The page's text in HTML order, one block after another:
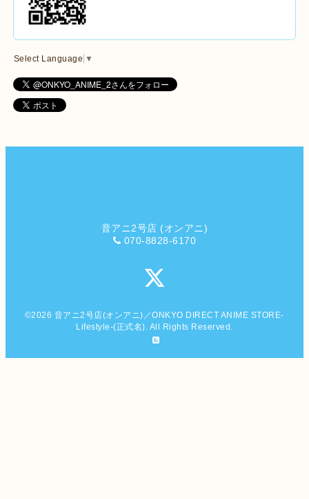
Select Language ▼
音アニ2号店 (オンアニ)
070-8828-6170
©2026 音アニ2号店(オンアニ)／ONKYO DIRECT ANIME STORE-
Lifestyle-(正式名) . All Rights Reserved.